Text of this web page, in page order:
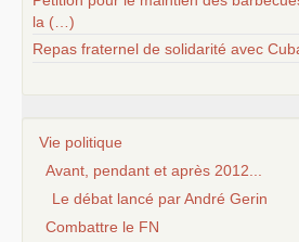
la (…)
Repas fraternel de solidarité avec
Vie politique
Avant, pendant et après 2012...
Le débat lancé par André Gerin
Combattre le FN